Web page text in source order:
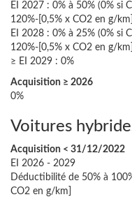
EI 2027 : 0% à 50% (0% si
120%-[0,5% x CO2 en g/km]
EI 2028 : 0% à 25% (0% si
120%-[0,5% x CO2 en g/km]
≥ EI 2029 : 0%
Acquisition ≥ 2026
0%
Voitures
Acquisition < 31/12/2022
EI 2026 - 2029
Déductibilité de 50% à
CO2 en g/km]